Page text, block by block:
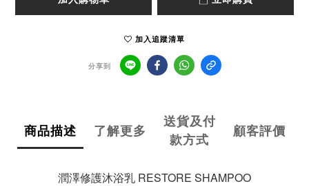
加入追蹤清單
分享到
商品描述 了解更多
送貨及付
款方式
顧客評價
潤澤修護沐浴乳 RESTORE SHAMPOO